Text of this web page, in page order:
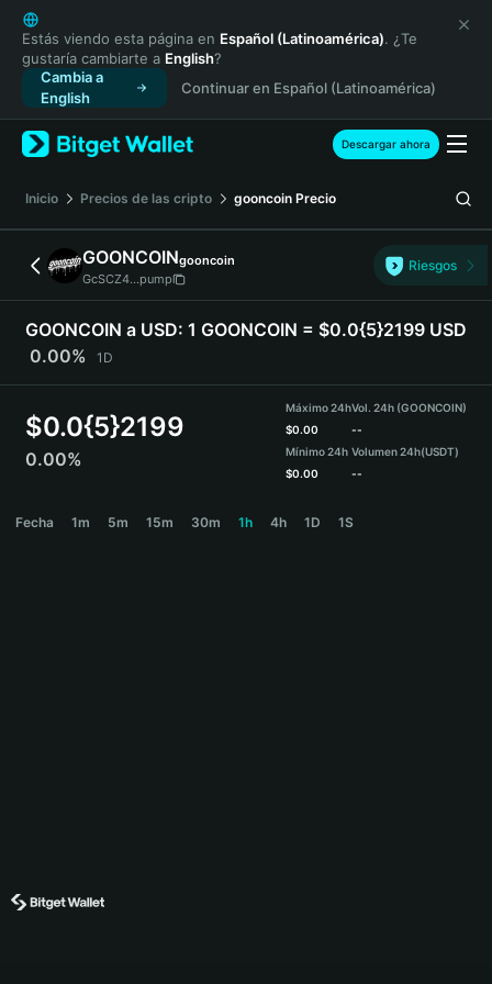
English
日本語
Tiếng Việt
Русский
Español (Latinoamérica)
Türkçe
Français
Deutsch
繁體中文
Português (Portugal)
Bahasa Indonesia
ภาษาไทย
हिन्दी
Español
Português (Brasil)
Estás viendo esta página en Español (Latinoamérica). ¿Te
gustaría cambiarte a English?
Cambia a
English
Continuar en Español (Latinoamérica)
Descargar ahora
Inicio Precios de las cripto gooncoin Precio
GOONCOINgooncoin
GcSCZ4...pump
Riesgos
GOONCOIN a USD: 1 GOONCOIN = $0.0{5}2199 USD
0.00%
1D
$0.0{5}2199
0.00%
Máximo 24h
$0.00
Mínimo 24h
$0.00
Vol. 24h (GOONCOIN)
--
Volumen 24h(USDT)
--
Fecha 1m 5m 15m 30m 1h 4h 1D 1S